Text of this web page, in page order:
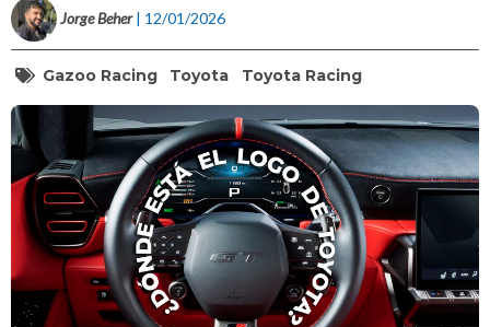
Jorge Beher | 12/01/2026
Gazoo Racing Toyota Toyota Racing